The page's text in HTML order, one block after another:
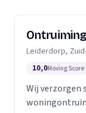
Leiderdorp,
10,0Moving Score
Wij verzorgen